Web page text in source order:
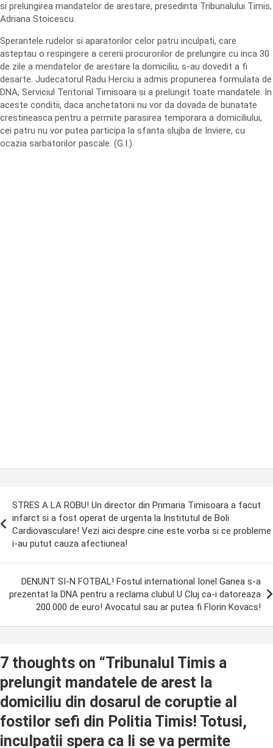
si prelungirea mandatelor de arestare, presedinta Tribunalului Timis,
Adriana Stoicescu.
Sperantele rudelor si aparatorilor celor patru inculpati, care
asteptau o respingere a cererii procurorilor de prelungire cu inca 30
de zile a mendatelor de arestare la domiciliu, s-au dovedit a fi
desarte. Judecatorul Radu Herciu a admis propunerea formulata de
DNA, Serviciul Teritorial Timisoara si a prelungit toate mandatele. In
aceste conditii, daca anchetatorii nu vor da dovada de bunatate
crestineasca pentru a permite parasirea temporara a domiciliului,
cei patru nu vor putea participa la sfanta slujba de Inviere, cu
ocazia sarbatorilor pascale. (G.I.)
STRES A LA ROBU! Un director din Primaria Timisoara a facut
infarct si a fost operat de urgenta la Institutul de Boli
Cardiovasculare! Vezi aici despre cine este vorba si ce probleme
i-au putut cauza afectiunea!
DENUNT SI-N FOTBAL! Fostul international Ionel Ganea s-a
prezentat la DNA pentru a reclama clubul U Cluj ca-i datoreaza
200.000 de euro! Avocatul sau ar putea fi Florin Kovacs!
7 thoughts on “Tribunalul Timis a
prelungit mandatele de arest la
domiciliu din dosarul de coruptie al
fostilor sefi din Politia Timis! Totusi,
inculpatii spera ca li se va permite